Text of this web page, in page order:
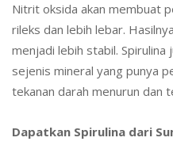
Nitrit oksida akan membuat
rileks dan lebih lebar.
menjadi lebih stabil. Spirulina
sejenis mineral yang punya
tekanan darah menurun dan
Dapatkan Spirulina dari